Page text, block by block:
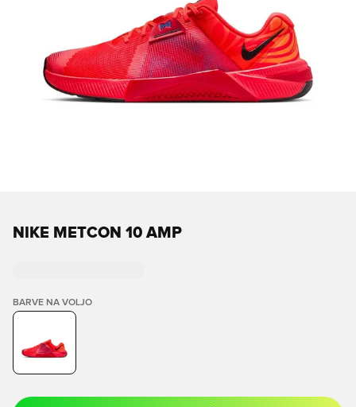
NIKE METCON 10 AMP
BARVE NA VOLJO